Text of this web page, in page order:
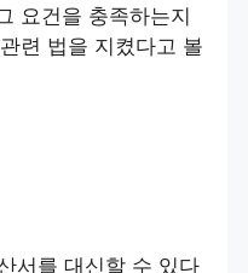
요건을 충족하는지
련 법을 지켰다고 볼
서를 대신할 수 있다